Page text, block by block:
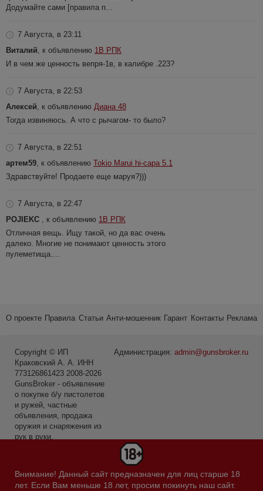
Додумайте сами [правила п...
7 Августа, в 23:11
Виталий, к объявлению 1В РПК
И в чем же ценность вепря-1в, в калибре .223?
7 Августа, в 22:53
Алексей, к объявлению Диана 48
Тогда извиняюсь. А что с рычагом- то было?
7 Августа, в 22:51
артем59, к объявлению Tokio Marui hi-capa 5.1
Здравствуйте! Продаете еще маруя?)))
7 Августа, в 22:47
POJIEKC , к объявлению 1В РПК
Отличная вещь. Ищу такой, но да вас очень
далеко. Многие не понимают ценность этого
пулеметища....
Внимание! Данный сайт предназначен для лиц старше 18
лет. Если Вам меньше 18 лет, просим покинуть наш сайт.
О проекте Правила Статьи Анти-мошенник Гарант Контакты Реклама
Администрация: admin@gunsbroker.ru
Copyright © ИП
Краковский А. А. ИНН
773126861423 2008-2026
GunsBroker - объявление
о покупке б/у пистолетов
и ружей, частные
объявления, продажа
оружия и снаряжения из
рук в руки.
и рыбалка по данным